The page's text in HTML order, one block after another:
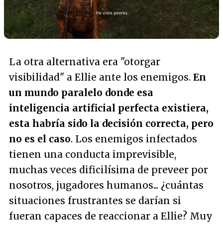
La otra alternativa era "otorgar
visibilidad" a Ellie ante los enemigos. En
un mundo paralelo donde esa
inteligencia artificial perfecta existiera,
esta habría sido la decisión correcta, pero
no es el caso. Los enemigos infectados
tienen una conducta imprevisible,
muchas veces dificilísima de preveer por
nosotros, jugadores humanos... ¿cuántas
situaciones frustrantes se darían si
fueran capaces de reaccionar a Ellie? Muy